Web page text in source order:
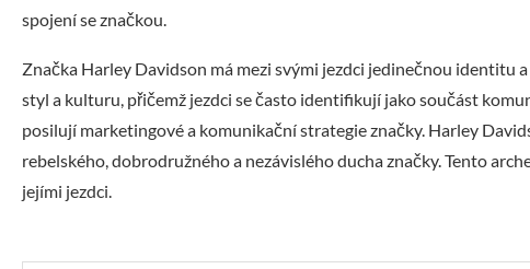
spojení se značkou.
Značka Harley Davidson má mezi svými jezdci jedinečnou
styl a kulturu, přičemž jezdci se často identifikují jako součást
posilují marketingové a komunikační strategie značky. Harley
rebelského, dobrodružného a nezávislého ducha značky. Tento
jejími jezdci.